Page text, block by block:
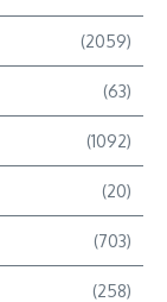
(2059)
(63)
(1092)
(20)
(703)
(258)